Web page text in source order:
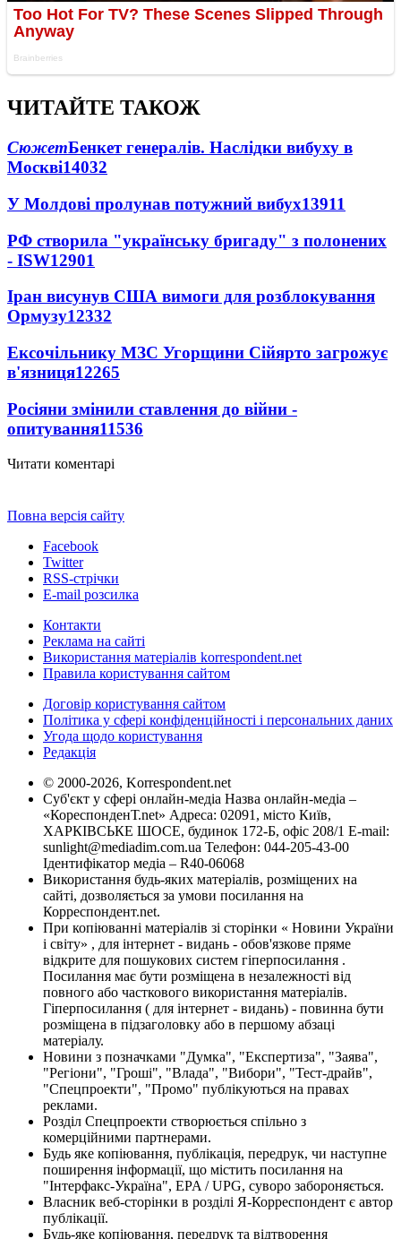
ЧИТАЙТЕ ТАКОЖ
СюжетБенкет генералів. Наслідки вибуху в
Москві14032
У Молдові пролунав потужний вибух13911
РФ створила "українську бригаду" з полонених
- ISW12901
Іран висунув США вимоги для розблокування
Ормузу12332
Ексочільнику МЗС Угорщини Сійярто загрожує
в'язниця12265
Росіяни змінили ставлення до війни -
опитування11536
Читати коментарі
Повна версія сайту
Facebook
Twitter
RSS-стрічки
E-mail розсилка
Контакти
Реклама на сайті
Використання матеріалів korrespondent.net
Правила користування сайтом
Договір користування сайтом
Політика у сфері конфіденційності і персональних даних
Угода щодо користування
Редакція
© 2000-2026, Korrespondent.net
Суб'єкт у сфері онлайн-медіа Назва онлайн-медіа –
«КореспонденТ.net» Адреса: 02091, місто Київ,
ХАРКІВСЬКЕ ШОСЕ, будинок 172-Б, офіс 208/1 E-mail:
sunlight@mediadim.com.ua Телефон: 044-205-43-00
Ідентифікатор медіа – R40-06068
Використання будь-яких матеріалів, розміщених на
сайті, дозволяється за умови посилання на
Корреспондент.net.
При копіюванні матеріалів зі сторінки « Новини України
і світу» , для інтернет - видань - обов'язкове пряме
відкрите для пошукових систем гіперпосилання .
Посилання має бути розміщена в незалежності від
повного або часткового використання матеріалів.
Гіперпосилання ( для інтернет - видань) - повинна бути
розміщена в підзаголовку або в першому абзаці
матеріалу.
Новини з позначками "Думка", "Експертиза", "Заява",
"Регіони", "Гроші", "Влада", "Вибори", "Тест-драйв",
"Спецпроекти", "Промо" публікуються на правах
реклами.
Розділ Спецпроекти створюється спільно з
комерційними партнерами.
Будь яке копіювання, публікація, передрук, чи наступне
поширення інформації, що містить посилання на
"Інтерфакс-Україна", EPA / UPG, суворо забороняється.
Власник веб-сторінки в розділі Я-Корреспондент є автор
публікації.
Будь-яке копіювання, передрук та відтворення